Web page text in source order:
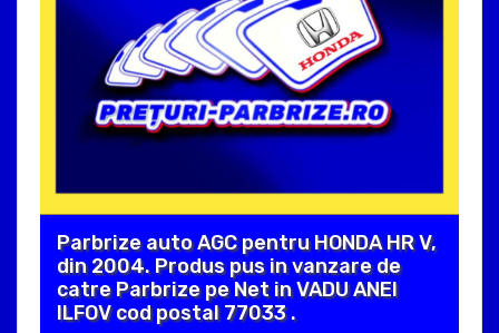
Parbrize auto AGC pentru HONDA HR V,
din 2004. Produs pus in vanzare de
catre Parbrize pe Net in VADU ANEI
ILFOV cod postal 77033 .